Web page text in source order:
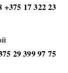
+375 17 322 23
29 399 97 75